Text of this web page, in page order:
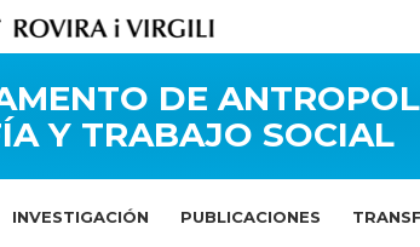
DE
Y TRABAJO SOCIAL
INVESTIGACIÓN PUBLICACIONES